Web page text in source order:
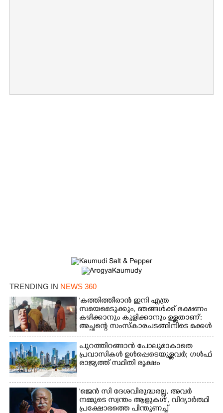
TRENDING IN NEWS 360
'കത്തിത്തീരാൻ ഇനി എത്ര
സമയമെടുക്കും, ഞങ്ങൾക്ക് ഭക്ഷണം
കഴിക്കാനും കുളിക്കാനും ഉള്ളതാണ്':
അച്ഛന്റെ സംസ്കാരചടങ്ങിനിടെ മക്കൾ
പുറത്തിറങ്ങാൻ പോലുമാകാതെ
പ്രവാസികൾ ഉൾപ്പെടെയുള്ളവർ; ഗൾഫ്
രാജ്യത്ത് സ്ഥിതി രൂക്ഷം
'ജെൻ സി ദേശവിരുദ്ധരല്ല, അവർ
നമ്മുടെ സ്വന്തം ആളുകൾ', വിദ്യാർത്ഥി
പ്രക്ഷോഭത്തെ പിന്തുണച്ച്
Copy Link